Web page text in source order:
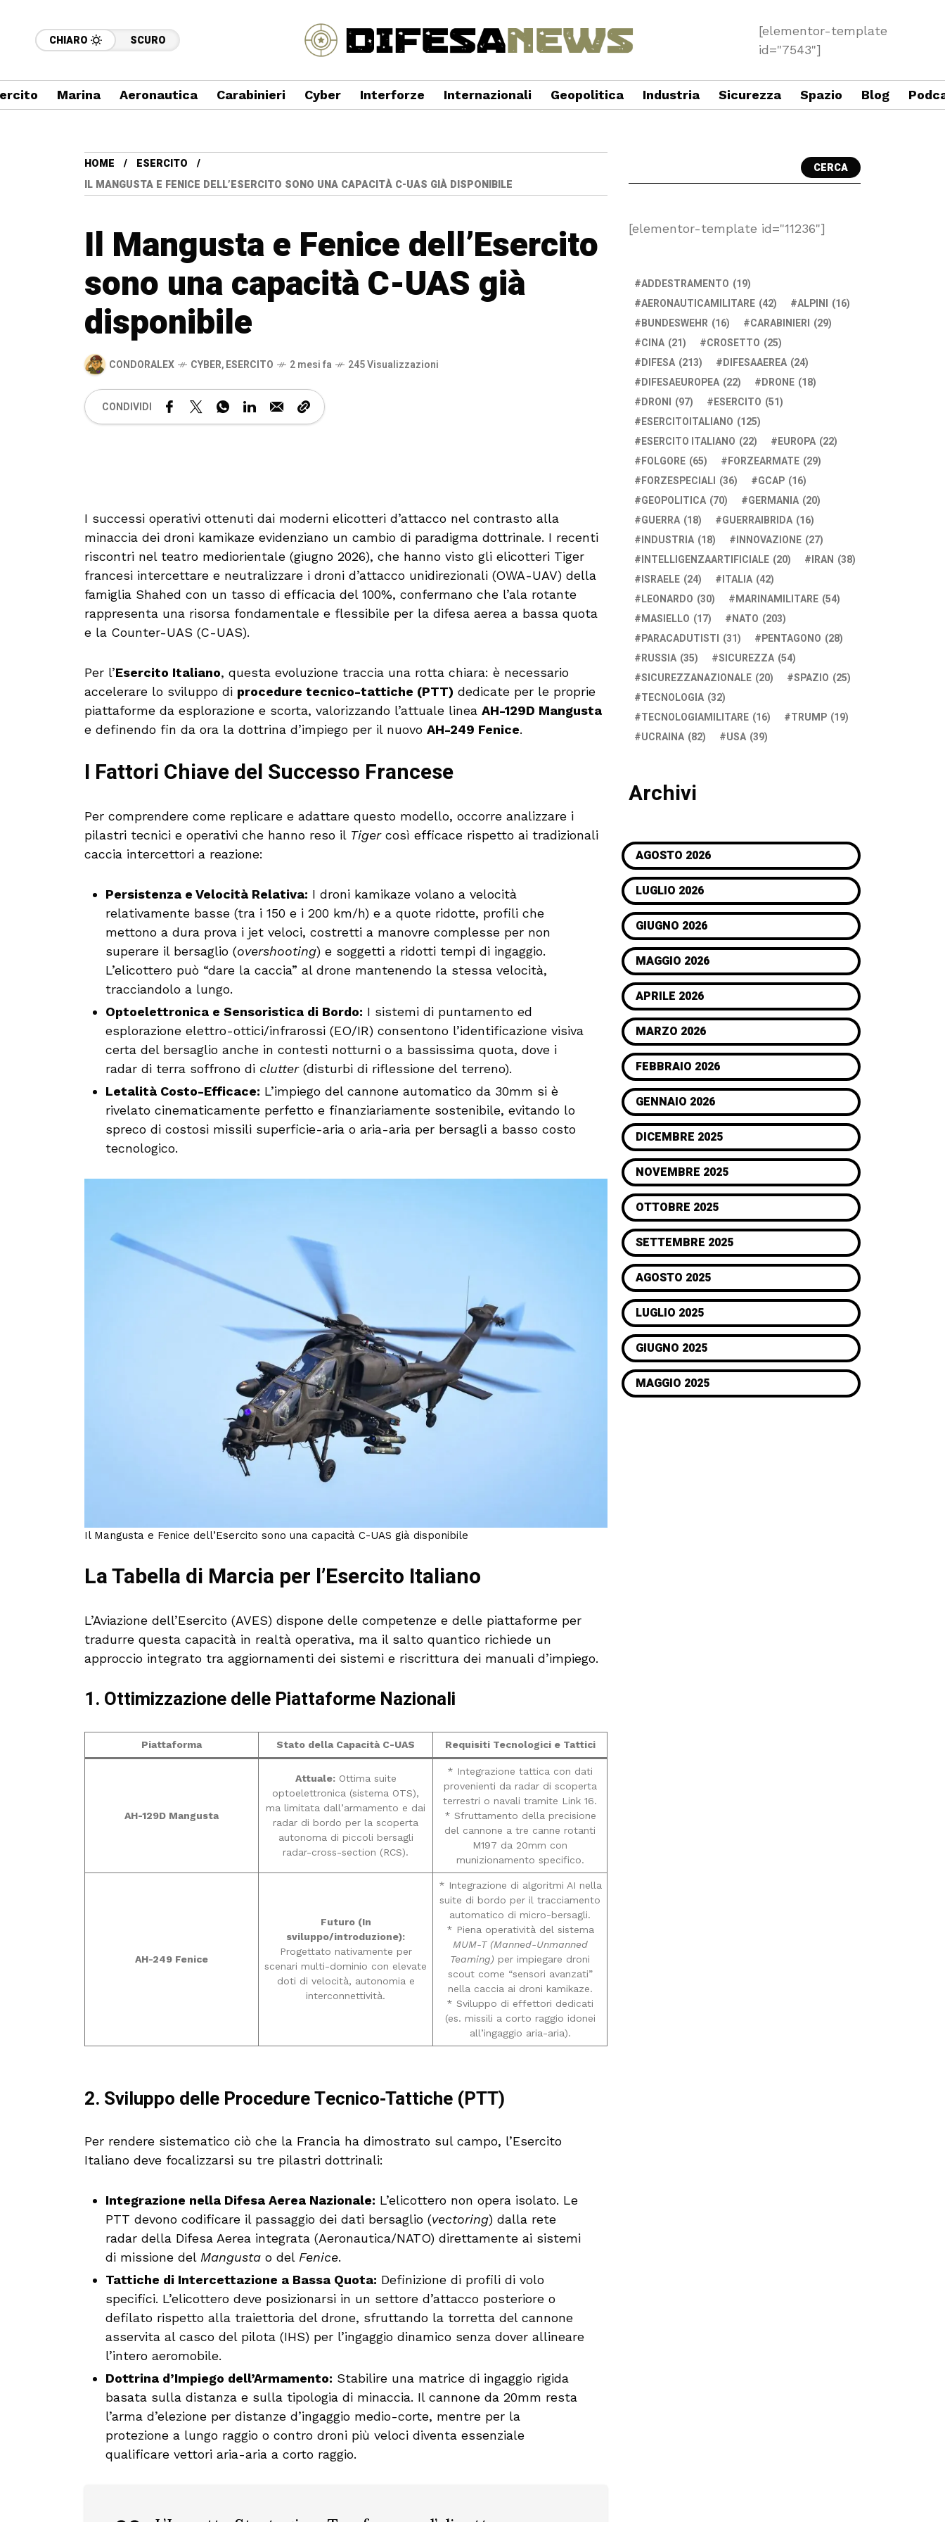
CHIARO SCURO
[elementor-template
id="7543"]
Marina Aeronautica Carabinieri Cyber Interforze Internazionali Geopolitica Industria Sicurezza Spazio Blog
HOME
ESERCITO
IL MANGUSTA E FENICE DELL’ESERCITO SONO UNA CAPACITÀ C-UAS GIÀ DISPONIBILE
Il Mangusta e Fenice dell’Esercito
sono una capacità C-UAS già
disponibile
CONDORALEX CYBER,ESERCITO 2 mesi fa 245 Visualizzazioni
CONDIVIDI
I successi operativi ottenuti dai moderni elicotteri d’attacco nel contrasto alla
minaccia dei droni kamikaze evidenziano un cambio di paradigma dottrinale. I recenti
riscontri nel teatro mediorientale (giugno 2026), che hanno visto gli elicotteri Tiger
francesi intercettare e neutralizzare i droni d’attacco unidirezionali (OWA-UAV) della
famiglia Shahed con un tasso di efficacia del 100%, confermano che l’ala rotante
rappresenta una risorsa fondamentale e flessibile per la difesa aerea a bassa quota
e la Counter-UAS (C-UAS).
Per l’Esercito Italiano, questa evoluzione traccia una rotta chiara: è necessario
accelerare lo sviluppo di procedure tecnico-tattiche (PTT) dedicate per le proprie
piattaforme da esplorazione e scorta, valorizzando l’attuale linea AH-129D Mangusta
e definendo fin da ora la dottrina d’impiego per il nuovo AH-249 Fenice.
I Fattori Chiave del Successo Francese
Per comprendere come replicare e adattare questo modello, occorre analizzare i
pilastri tecnici e operativi che hanno reso il Tigercosì efficace rispetto ai tradizionali
caccia intercettori a reazione:
Persistenza e Velocità Relativa: I droni kamikaze volano a velocità
relativamente basse (tra i 150 e i 200 km/h) e a quote ridotte, profili che
mettono a dura prova i jet veloci, costretti a manovre complesse per non
superare il bersaglio (overshooting) e soggetti a ridotti tempi di ingaggio.
L’elicottero può “dare la caccia” al drone mantenendo la stessa velocità,
tracciandolo a lungo.
Optoelettronica e Sensoristica di Bordo: I sistemi di puntamento ed
esplorazione elettro-ottici/infrarossi (EO/IR) consentono l’identificazione visiva
certa del bersaglio anche in contesti notturni o a bassissima quota, dove i
radar di terra soffrono di clutter(disturbi di riflessione del terreno).
Letalità Costo-Efficace: L’impiego del cannone automatico da 30mm si è
rivelato cinematicamente perfetto e finanziariamente sostenibile, evitando lo
spreco di costosi missili superficie-aria o aria-aria per bersagli a basso costo
tecnologico.
Il Mangusta e Fenice dell’Esercito sono una capacità C-UAS già disponibile
La Tabella di Marcia per l’Esercito Italiano
L’Aviazione dell’Esercito (AVES) dispone delle competenze e delle piattaforme per
tradurre questa capacità in realtà operativa, ma il salto quantico richiede un
approccio integrato tra aggiornamenti dei sistemi e riscrittura dei manuali d’impiego.
1. Ottimizzazione delle Piattaforme Nazionali
Piattaforma Stato della Capacità C-UAS Requisiti Tecnologici e Tattici
AH-129D Mangusta
Attuale:Ottima suite
optoelettronica (sistema OTS),
ma limitata dall’armamento e dai
radar di bordo per la scoperta
autonoma di piccoli bersagli
radar-cross-section (RCS).
* Integrazione tattica con dati
provenienti da radar di scoperta
terrestri o navali tramite Link 16.
* Sfruttamento della precisione
del cannone a tre canne rotanti
M197 da 20mm con
munizionamento specifico.
AH-249 Fenice
Futuro (In
sviluppo/introduzione):
Progettato nativamente per
scenari multi-dominio con elevate
doti di velocità, autonomia e
interconnettività.
* Integrazione di algoritmi AI nella
suite di bordo per il tracciamento
automatico di micro-bersagli.
* Piena operatività del sistema
MUM-T (Manned-Unmanned
Teaming) per impiegare droni
scout come “sensori avanzati”
nella caccia ai droni kamikaze.
* Sviluppo di effettori dedicati
(es. missili a corto raggio idonei
all’ingaggio aria-aria).
2. Sviluppo delle Procedure Tecnico-Tattiche (PTT)
Per rendere sistematico ciò che la Francia ha dimostrato sul campo, l’Esercito
Italiano deve focalizzarsi su tre pilastri dottrinali:
Integrazione nella Difesa Aerea Nazionale: L’elicottero non opera isolato. Le
PTT devono codificare il passaggio dei dati bersaglio (vectoring) dalla rete
radar della Difesa Aerea integrata (Aeronautica/NATO) direttamente ai sistemi
di missione del Mangusta o del Fenice.
Tattiche di Intercettazione a Bassa Quota: Definizione di profili di volo
specifici. L’elicottero deve posizionarsi in un settore d’attacco posteriore o
defilato rispetto alla traiettoria del drone, sfruttando la torretta del cannone
asservita al casco del pilota (IHS) per l’ingaggio dinamico senza dover allineare
l’intero aeromobile.
Dottrina d’Impiego dell’Armamento: Stabilire una matrice di ingaggio rigida
basata sulla distanza e sulla tipologia di minaccia. Il cannone da 20mm resta
l’arma d’elezione per distanze d’ingaggio medio-corte, mentre per la
protezione a lungo raggio o contro droni più veloci diventa essenziale
qualificare vettori aria-aria a corto raggio.
CERCA
[elementor-template id="11236"]
ADDESTRAMENTO (19)
AERONAUTICAMILITARE (42) ALPINI (16)
BUNDESWEHR (16) CARABINIERI (29)
CINA (21) CROSETTO (25)
DIFESA (213) DIFESAAEREA (24)
DIFESAEUROPEA (22) DRONE (18)
DRONI (97) ESERCITO (51)
ESERCITOITALIANO (125)
ESERCITO ITALIANO (22) EUROPA (22)
FOLGORE (65) FORZEARMATE (29)
FORZESPECIALI (36) GCAP (16)
GEOPOLITICA (70) GERMANIA (20)
GUERRA (18) GUERRAIBRIDA (16)
INDUSTRIA (18) INNOVAZIONE (27)
INTELLIGENZAARTIFICIALE (20) IRAN (38)
ISRAELE (24) ITALIA (42)
LEONARDO (30) MARINAMILITARE (54)
MASIELLO (17) NATO (203)
PARACADUTISTI (31) PENTAGONO (28)
RUSSIA (35) SICUREZZA (54)
SICUREZZANAZIONALE (20) SPAZIO (25)
TECNOLOGIA (32)
TECNOLOGIAMILITARE (16) TRUMP (19)
UCRAINA (82) USA (39)
Archivi
AGOSTO 2026
LUGLIO 2026
GIUGNO 2026
MAGGIO 2026
APRILE 2026
MARZO 2026
FEBBRAIO 2026
GENNAIO 2026
DICEMBRE 2025
NOVEMBRE 2025
OTTOBRE 2025
SETTEMBRE 2025
AGOSTO 2025
LUGLIO 2025
GIUGNO 2025
MAGGIO 2025